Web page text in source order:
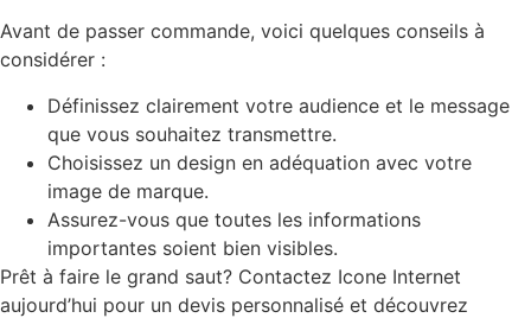
Avant de passer commande, voici quelques conseils à
considérer :
Définissez clairement votre audience et le message
que vous souhaitez transmettre.
Choisissez un design en adéquation avec votre
image de marque.
Assurez-vous que toutes les informations
importantes soient bien visibles.
Prêt à faire le grand saut? Contactez Icone Internet
aujourd’hui pour un devis personnalisé et découvrez